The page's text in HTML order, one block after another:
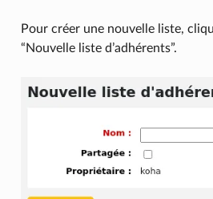
Pour créer une nouvelle liste,
“Nouvelle liste d’adhérents”.